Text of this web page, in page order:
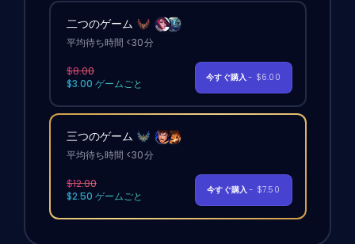
二つのゲーム
平均待ち時間 <30分
$8.00
$3.00 ゲームごと
今すぐ購入- $6.00
三つのゲーム
平均待ち時間 <30分
$12.00
$2.50 ゲームごと
今すぐ購入- $7.50